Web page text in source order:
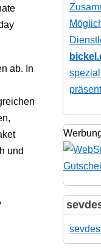
ab. In
und